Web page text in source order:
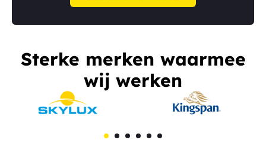
Sterke merken waarmee
wij werken